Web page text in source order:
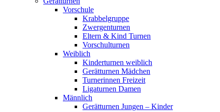
Vorschule
Krabbelgruppe
Zwergenturnen
Eltern & Kind Turnen
Vorschulturnen
Weiblich
Kinderturnen weiblich
Gerätturnen Mädchen
Turnerinnen Freizeit
Ligaturnen Damen
Männlich
Gerätturnen Jungen – Kinder